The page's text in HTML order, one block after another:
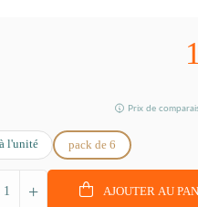
Prix de
l'unité pack de 6
+ AJOUTER AU